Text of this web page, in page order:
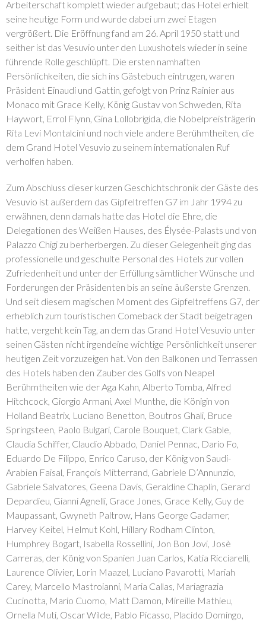
Arbeiterschaft komplett wieder aufgebaut; das Hotel erhielt
seine heutige Form und wurde dabei um zwei Etagen
vergrößert. Die Eröffnung fand am 26. April 1950 statt und
seither ist das Vesuvio unter den Luxushotels wieder in seine
führende Rolle geschlüpft. Die ersten namhaften
Persönlichkeiten, die sich ins Gästebuch eintrugen, waren
Präsident Einaudi und Gattin, gefolgt von Prinz Rainier aus
Monaco mit Grace Kelly, König Gustav von Schweden, Rita
Haywort, Errol Flynn, Gina Lollobrigida, die Nobelpreisträgerin
Rita Levi Montalcini und noch viele andere Berühmtheiten, die
dem Grand Hotel Vesuvio zu seinem internationalen Ruf
verholfen haben.
Zum Abschluss dieser kurzen Geschichtschronik der Gäste des
Vesuvio ist außerdem das Gipfeltreffen G7 im Jahr 1994 zu
erwähnen, denn damals hatte das Hotel die Ehre, die
Delegationen des Weißen Hauses, des Élysée-Palasts und von
Palazzo Chigi zu berherbergen. Zu dieser Gelegenheit ging das
professionelle und geschulte Personal des Hotels zur vollen
Zufriedenheit und unter der Erfüllung sämtlicher Wünsche und
Forderungen der Präsidenten bis an seine äußerste Grenzen.
Und seit diesem magischen Moment des Gipfeltreffens G7, der
erheblich zum touristischen Comeback der Stadt beigetragen
hatte, vergeht kein Tag, an dem das Grand Hotel Vesuvio unter
seinen Gästen nicht irgendeine wichtige Persönlichkeit unserer
heutigen Zeit vorzuzeigen hat. Von den Balkonen und Terrassen
des Hotels haben den Zauber des Golfs von Neapel
Berühmtheiten wie der Aga Kahn, Alberto Tomba, Alfred
Hitchcock, Giorgio Armani, Axel Munthe, die Königin von
Holland Beatrix, Luciano Benetton, Boutros Ghali, Bruce
Springsteen, Paolo Bulgari, Carole Bouquet, Clark Gable,
Claudia Schiffer, Claudio Abbado, Daniel Pennac, Dario Fo,
Eduardo De Filippo, Enrico Caruso, der König von Saudi-
Arabien Faisal, François Mitterrand, Gabriele D’Annunzio,
Gabriele Salvatores, Geena Davis, Geraldine Chaplin, Gerard
Depardieu, Gianni Agnelli, Grace Jones, Grace Kelly, Guy de
Maupassant, Gwyneth Paltrow, Hans George Gadamer,
Harvey Keitel, Helmut Kohl, Hillary Rodham Clinton,
Humphrey Bogart, Isabella Rossellini, Jon Bon Jovi, Josè
Carreras, der König von Spanien Juan Carlos, Katia Ricciarelli,
Laurence Olivier, Lorin Maazel, Luciano Pavarotti, Mariah
Carey, Marcello Mastroianni, Maria Callas, Mariagrazia
Cucinotta, Mario Cuomo, Matt Damon, Mireille Mathieu,
Ornella Muti, Oscar Wilde, Pablo Picasso, Placido Domingo,